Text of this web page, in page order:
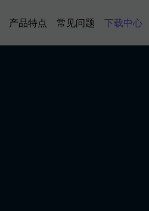
产品特点 常见问题 下载中心